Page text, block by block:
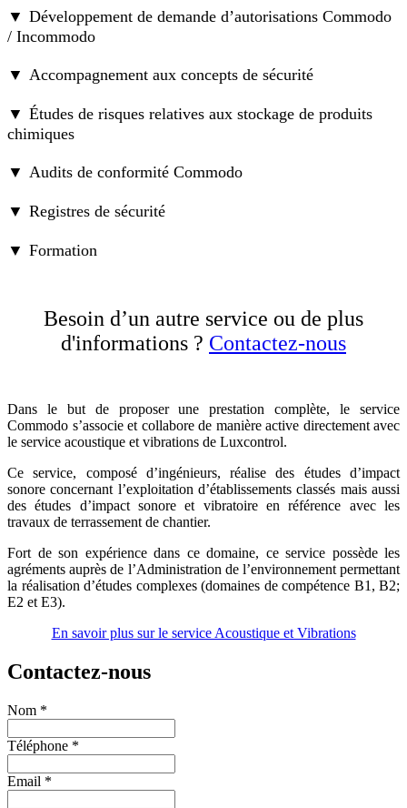
▼ Développement de demande d’autorisations Commodo
/ Incommodo
▼ Accompagnement aux concepts de sécurité
▼ Études de risques relatives aux stockage de produits
chimiques
▼ Audits de conformité Commodo
▼ Registres de sécurité
▼ Formation
Besoin d’un autre service ou de plus
d'informations ? Contactez-nous
Dans le but de proposer une prestation complète, le service
Commodo s’associe et collabore de manière active directement avec
le service acoustique et vibrations de Luxcontrol.
Ce service, composé d’ingénieurs, réalise des études d’impact
sonore concernant l’exploitation d’établissements classés mais aussi
des études d’impact sonore et vibratoire en référence avec les
travaux de terrassement de chantier.
Fort de son expérience dans ce domaine, ce service possède les
agréments auprès de l’Administration de l’environnement permettant
la réalisation d’études complexes (domaines de compétence B1, B2;
E2 et E3).
En savoir plus sur le service Acoustique et Vibrations
Contactez-nous
Nom *
Téléphone *
Email *